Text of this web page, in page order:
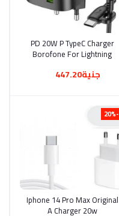
أضف إلى السلة
PD 20W P TypeC Charger
Borofone For Lightning
BAS22Aجنية447.20
-20%
أضف إلى السلة
Iphone 14 Pro Max Original
A Charger 20w